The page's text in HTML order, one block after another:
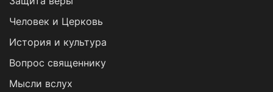
Человек и Церковь
История и культура
Вопрос священнику
Мысли вслух